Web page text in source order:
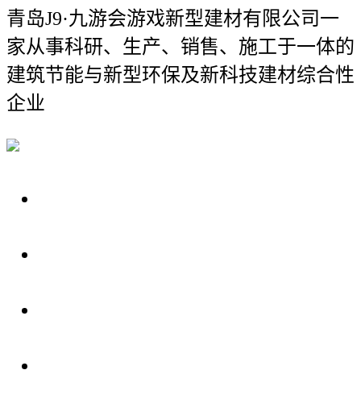
青岛J9·九游会游戏新型建材有限公司一
家从事科研、生产、销售、施工于一体的
建筑节能与新型环保及新科技建材综合性
企业